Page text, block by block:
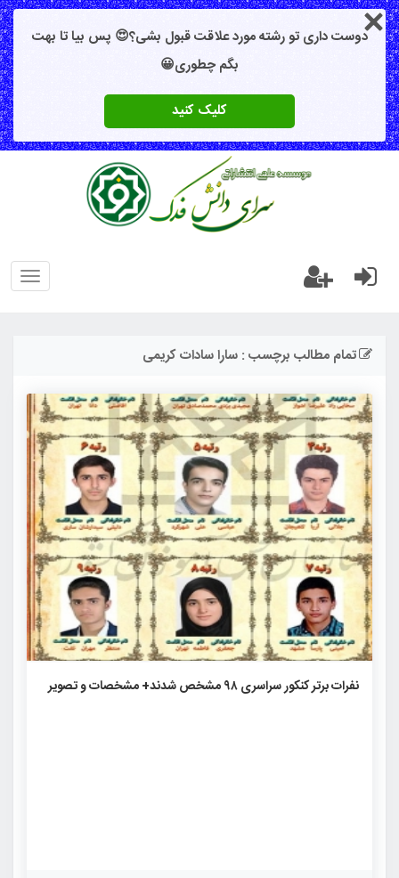
دوست داری تو رشته مورد علاقت قبول بشی؟😍 پس بیا تا بهت
بگم چطوری😀
کلیک کنید
تمام مطالب برچسب : سارا سادات کریمی
نفرات برتر کنکور سراسری ۹۸ مشخص شدند+ مشخصات و تصویر